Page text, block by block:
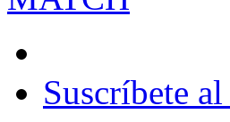
Suscríbete